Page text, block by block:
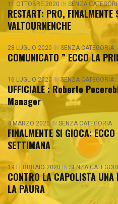
11 OTTOBRE 2020 IN SENZA
RESTART: PRO,
VALTOURNENCHE
28 LUGLIO 2020 IN SENZA CATEGORIA
COMUNICATO ” ECCO LA
16 LUGLIO 2020 IN SENZA CATEGORIA
UFFICIALE : Roberto
Manager
4 MARZO 2020 IN SENZA CATEGORIA
FINALMENTE SI GIOCA:
SETTIMANA
19 FEBBRAIO 2020 IN SENZA
CONTRO LA CAPOLISTA
LA PAURA